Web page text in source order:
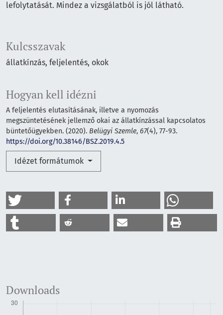
Kulcsszavak
állatkínzás feljelentés okok
Hogyan kell idézni
A feljelentés elutasításának, illetve a nyomozás
megszüntetésének jellemző okai az állatkínzással kapcsolatos
büntetőügyekben. (2020). Belügyi Szemle, 67(4), 77-93.
https://doi.org/10.38146/BSZ.2019.4.5
Idézet formátumok
lefolytatását. Mindez a vizsgálatból is jól látható.
Downloads